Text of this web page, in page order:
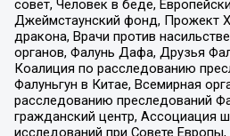
совет, Человек в беде,
Джеймстаунский фонд, Прожект
дракона, Врачи против
органов, Фалунь Дафа, Друзья
Коалиция по расследованию
Фалуньгун в Китае, Всемирная
расследованию преследований
гражданский центр, Ассоциация
исследований при Совете